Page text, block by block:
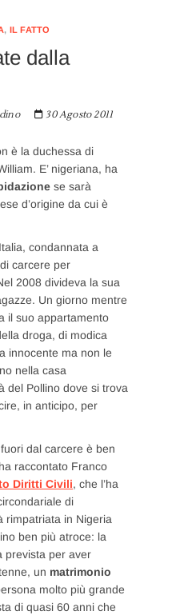
, IL FATTO
dalla
30 Agosto 2011
è la duchessa di
E’ nigeriana, ha
se sarà
d’origine da cui è
condannata a
carcere per
2008 divideva la sua
Un giorno mentre
il suo appartamento
droga, di modica
innocente ma non le
nella casa
del Pollino dove si trova
in anticipo, per
dal carcere è ben
raccontato Franco
Diritti Civili, che l’ha
di
rimpatriata in Nigeria
ben più atroce: la
prevista per aver
un matrimonio
molto più grande
di quasi 60 anni che